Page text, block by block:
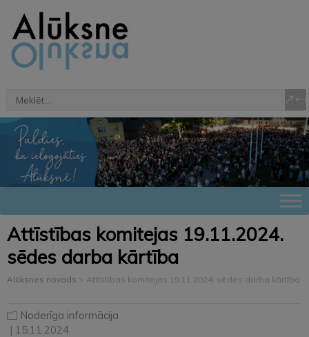
Attīstības komitejas 19.11.2024.
sēdes darba kārtība
Alūksnes novads > Attīstības komitejas 19.11.2024. sēdes darba kārtība
Noderīga informācija
| 15.11.2024